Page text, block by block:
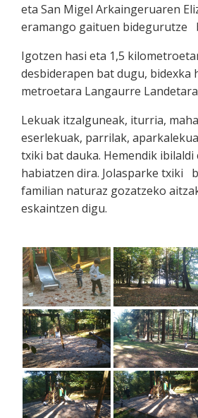
eta San Migel Arkaingeruaren
eramango gaituen bidegurutze
Igotzen hasi eta 1,5
desbiderapen bat dugu, bidexka
metroetara Langaurre
Lekuak itzalguneak, iturria,
eserlekuak, parrilak,
txiki bat dauka. Hemendik ibilaldi
habiatzen dira. Jolasparke txiki
familian naturaz gozatzeko
eskaintzen digu.